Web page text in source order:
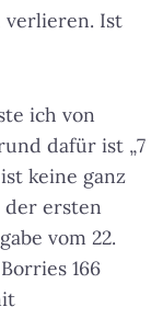
verlieren. Ist
ich von
dafür ist „7
keine ganz
ersten
vom 22.
166